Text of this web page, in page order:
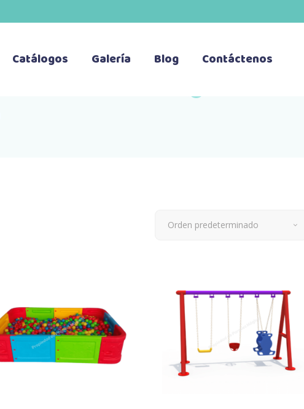
Catálogos Galería Blog Contáctenos
Orden predeterminado